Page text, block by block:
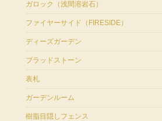
ガロック（浅間溶岩石）
ファイヤーサイド（FIRESIDE）
ディーズガーデン
ブラッドストーン
表札
ガーデンルーム
樹脂目隠しフェンス